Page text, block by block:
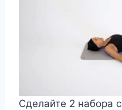
Сделайте 2 набора